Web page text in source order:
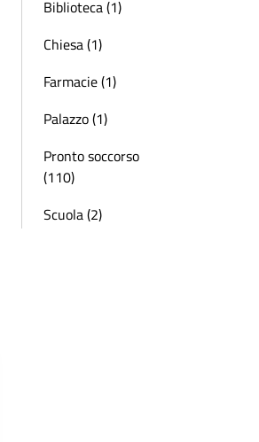
Biblioteca (1)
Chiesa (1)
Farmacie (1)
Palazzo (1)
Pronto soccorso
(110)
Scuola (2)